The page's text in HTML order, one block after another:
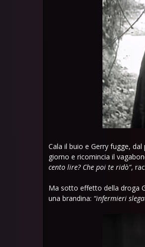
Cala il buio e Gerry fugge,
giorno e ricomincia il
cento lire? Che poi te ridò”,
Ma sotto effetto della droga
una brandina: “infermieri